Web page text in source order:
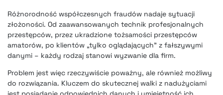
Różnorodność współczesnych fraudów nadaje sytuacji
złożoności. Od zaawansowanych technik profesjonalnych
przestępców, przez ukradzione tożsamości przestępców
amatorów, po klientów „tylko oglądających” z fałszywymi
danymi – każdy rodzaj stanowi wyzwanie dla firm.
Problem jest więc rzeczywiście poważny, ale również możliwy
do rozwiązania. Kluczem do skutecznej walki z nadużyciami